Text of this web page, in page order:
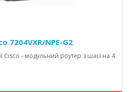
7204VXR/NPE-G2
Cisco - модульний роутер з шасі на 4